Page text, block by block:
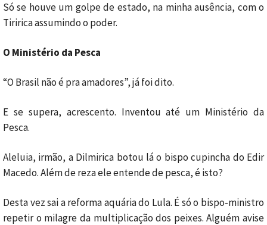
Só se houve um golpe de estado, na minha ausência, com o
Tiririca assumindo o poder.
O Ministério da Pesca
“O Brasil não é pra amadores”, já foi dito.
E se supera, acrescento. Inventou até um Ministério da
Pesca.
Aleluia, irmão, a Dilmirica botou lá o bispo cupincha do Edir
Macedo. Além de reza ele entende de pesca, é isto?
Desta vez sai a reforma aquária do Lula. É só o bispo-ministro
repetir o milagre da multiplicação dos peixes. Alguém avise